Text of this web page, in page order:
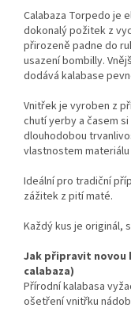
Calabaza Torpedo je
dokonalý požitek z
přirozeně padne do
usazení bombilly.
dodává kalabase
Vnitřek je vyroben z
chutí yerby a časem
dlouhodobou
vlastnostem
Ideální pro tradiční
zážitek z pití maté.
Každý kus je originál,
Jak připravit novou
calabaza)
Přírodní kalabasa
ošetření vnitřku